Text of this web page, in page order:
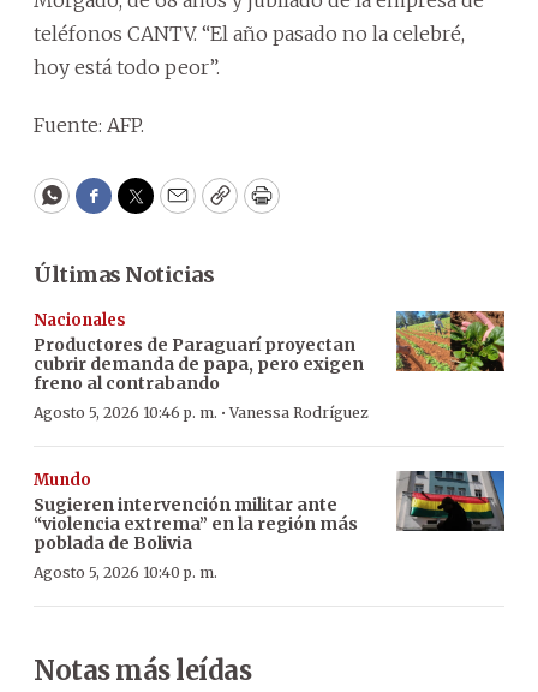
teléfonos CANTV. “El año pasado no la celebré,
hoy está todo peor”.
Fuente: AFP.
WhatsApp
Facebook
Twitter
EmailCopyPrint
Últimas Noticias
Nacionales
Productores de Paraguarí proyectan
cubrir demanda de papa, pero exigen
freno al contrabando
Agosto 5, 2026 10:46 p. m. ·Vanessa Rodríguez
Mundo
Sugieren intervención militar ante
“violencia extrema” en la región más
poblada de Bolivia
Agosto 5, 2026 10:40 p. m.
Notas más leídas